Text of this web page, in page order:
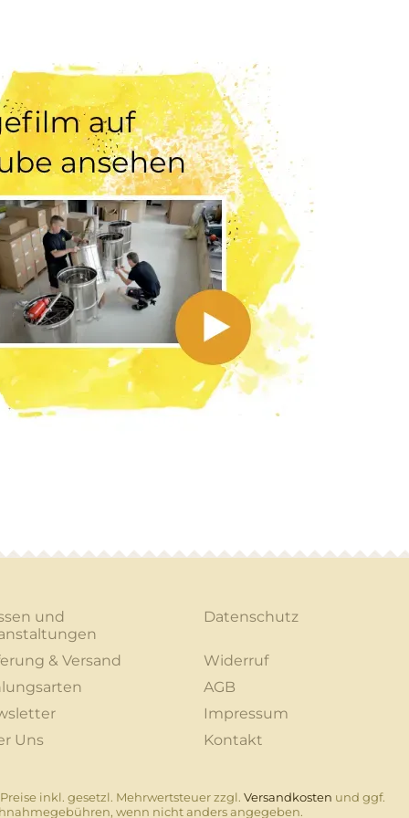
und
Datenschutz
& Versand
Widerruf
AGB
Impressum
Uns
Kontakt
inkl. gesetzl. Mehrwertsteuer zzgl. Versandkosten und ggf.
wenn nicht anders angegeben.